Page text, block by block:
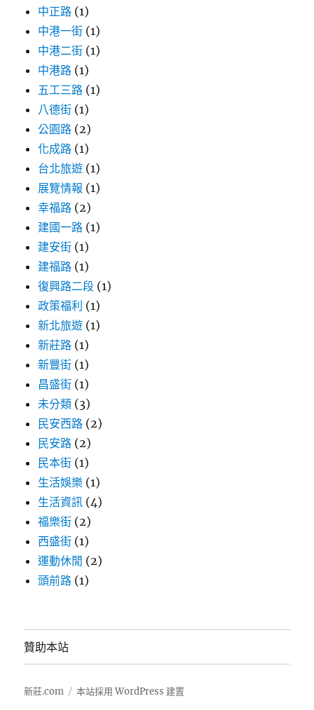
中正路 (1)
中港一街 (1)
中港二街 (1)
中港路 (1)
五工三路 (1)
八德街 (1)
公園路 (2)
化成路 (1)
台北旅遊 (1)
展覽情報 (1)
幸福路 (2)
建國一路 (1)
建安街 (1)
建福路 (1)
復興路二段 (1)
政策福利 (1)
新北旅遊 (1)
新莊路 (1)
新豐街 (1)
昌盛街 (1)
未分類 (3)
民安西路 (2)
民安路 (2)
民本街 (1)
生活娛樂 (1)
生活資訊 (4)
福樂街 (2)
西盛街 (1)
運動休閒 (2)
頭前路 (1)
贊助本站
新莊.com 本站採用 WordPress 建置